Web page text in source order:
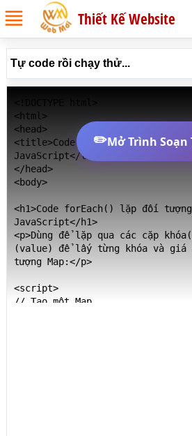
Thiết Kế Website
Tự code rồi chạy thử...
<html>
<head>
<title>Code forEach() lặp đối
JavaScript</title>
</head>
<body>
<h1>Code forEach() lặp đối
JavaScript</h1>
<p>Dùng để lặp qua các cặp
(value) để lấy từng khóa và
tượng Map:</p>
<script>
// Tạo một Map
✏️Mở Trình Soạn